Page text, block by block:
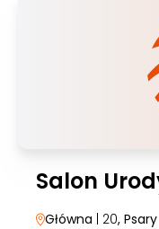
Salon
Główna | 20, Psary